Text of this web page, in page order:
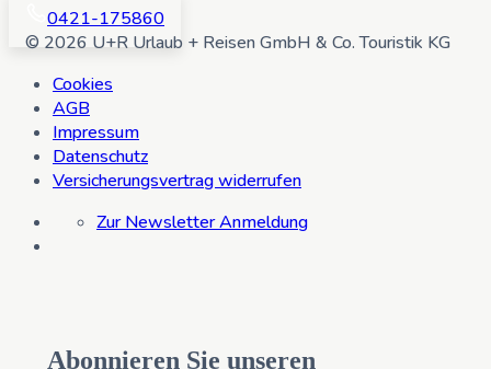
0421-175860
© 2026 U+R Urlaub + Reisen GmbH & Co. Touristik KG
Cookies
AGB
Impressum
Datenschutz
Versicherungsvertrag widerrufen
Zur Newsletter Anmeldung
Abonnieren Sie unseren